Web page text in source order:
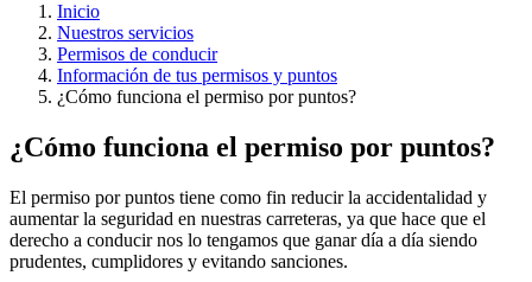
Inicio
Nuestros servicios
Permisos de conducir
Información de tus permisos y puntos
¿Cómo funciona el permiso por puntos?
¿Cómo funciona el permiso por puntos?
El permiso por puntos tiene como fin reducir la accidentalidad y
aumentar la seguridad en nuestras carreteras, ya que hace que el
derecho a conducir nos lo tengamos que ganar día a día siendo
prudentes, cumplidores y evitando sanciones.